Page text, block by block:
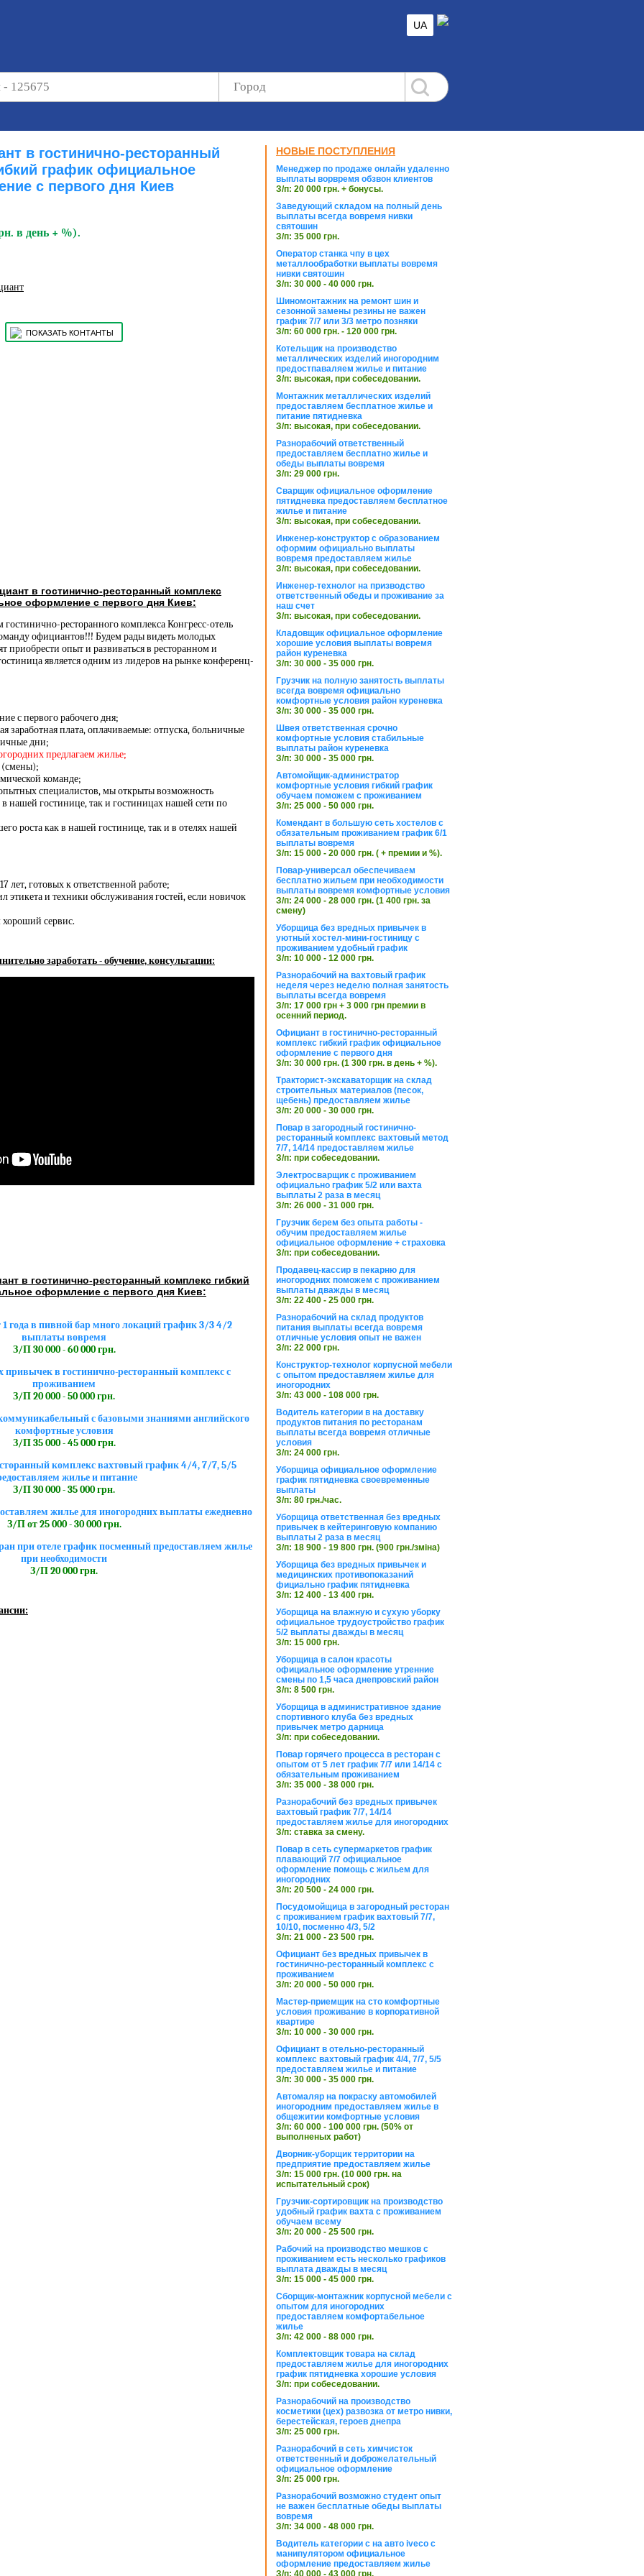
UA
в гостинично-ресторанный
график официальное
с первого дня Киев
в день + %).
ПОКАЗАТЬ КОНТАНТЫ
в гостинично-ресторанный комплекс
оформление с первого дня Киев:
ресторанного комплекса Конгресс-отель
официантов!!! Будем рады видеть молодых
приобрести опыт и развиваться в ресторанном и
является одним из лидеров на рынке конференц-
с первого рабочего дня;
заработная плата, оплачиваемые: отпуска, больничные
дни;
предлагаем жилье;
(смены);
команде;
специалистов, мы открыты возможность
в нашей гостинице, так и гостиницах нашей сети по
роста как в нашей гостинице, так и в отелях нашей
лет, готовых к ответственной работе;
этикета и техники обслуживания гостей, если новичок
хороший сервис.
заработать - обучение, консультации:
в гостинично-ресторанный комплекс гибкий
оформление с первого дня Киев:
года в пивной бар много локаций график 3/3 4/2
выплаты вовремя
З/П 30 000 - 60 000 грн.
в гостинично-ресторанный комплекс с
проживанием
З/П 20 000 - 50 000 грн.
с базовыми знаниями английского
комфортные условия
З/П 35 000 - 45 000 грн.
комплекс вахтовый график 4/4, 7/7, 5/5
жилье и питание
З/П 30 000 - 35 000 грн.
жилье для иногородних выплаты ежедневно
З/П от 25 000 - 30 000 грн.
при отеле график посменный предоставляем жилье
при необходимости
З/П 20 000 грн.
НОВЫЕ ПОСТУПЛЕНИЯ
Менеджер по продаже онлайн удаленно
выплаты ворвремя обзвон клиентов
З/п: 20 000 грн. + бонусы.
Заведующий складом на полный день
выплаты всегда вовремя нивки
святошин
З/п: 35 000 грн.
Оператор станка чпу в цех
металлообработки выплаты вовремя
нивки святошин
З/п: 30 000 - 40 000 грн.
Шиномонтажник на ремонт шин и
сезонной замены резины не важен
график 7/7 или 3/3 метро позняки
З/п: 60 000 грн. - 120 000 грн.
Котельщик на производство
металлических изделий иногородним
предостпаваляем жилье и питание
З/п: высокая, при собеседовании.
Монтажник металлических изделий
предоставляем бесплатное жилье и
питание пятидневка
З/п: высокая, при собеседовании.
Разнорабочий ответственный
предоставляем бесплатно жилье и
обеды выплаты вовремя
З/п: 29 000 грн.
Сварщик официальное оформление
пятидневка предоставляем бесплатное
жилье и питание
З/п: высокая, при собеседовании.
Инженер-конструктор с образованием
оформим официально выплаты
вовремя предоставляем жилье
З/п: высокая, при собеседовании.
Инженер-технолог на призводство
ответственный обеды и проживание за
наш счет
З/п: высокая, при собеседовании.
Кладовщик официальное оформление
хорошие условия выплаты вовремя
район куреневка
З/п: 30 000 - 35 000 грн.
Грузчик на полную занятость выплаты
всегда вовремя официально
комфортные условия район куреневка
З/п: 30 000 - 35 000 грн.
Швея ответственная срочно
комфортные условия стабильные
выплаты район куреневка
З/п: 30 000 - 35 000 грн.
Автомойщик-администратор
комфортные условия гибкий график
обучаем поможем с проживанием
З/п: 25 000 - 50 000 грн.
Комендант в большую сеть хостелов с
обязательным проживанием график 6/1
выплаты вовремя
З/п: 15 000 - 20 000 грн. ( + премии и %).
Повар-универсал обеспечиваем
бесплатно жильем при необходимости
выплаты вовремя комфортные условия
З/п: 24 000 - 28 000 грн. (1 400 грн. за
смену)
Уборщица без вредных привычек в
уютный хостел-мини-гостиницу с
проживанием удобный график
З/п: 10 000 - 12 000 грн.
Разнорабочий на вахтовый график
неделя через неделю полная занятость
выплаты всегда вовремя
З/п: 17 000 грн + 3 000 грн премии в
осенний период.
Официант в гостинично-ресторанный
комплекс гибкий график официальное
оформление с первого дня
З/п: 30 000 грн. (1 300 грн. в день + %).
Тракторист-экскаваторщик на склад
строительных материалов (песок,
щебень) предоставляем жилье
З/п: 20 000 - 30 000 грн.
Повар в загородный гостинично-
ресторанный комплекс вахтовый метод
7/7, 14/14 предоставляем жилье
З/п: при собеседовании.
Электросварщик с проживанием
официально график 5/2 или вахта
выплаты 2 раза в месяц
З/п: 26 000 - 31 000 грн.
Грузчик берем без опыта работы -
обучим предоставляем жилье
официальное оформление + страховка
З/п: при собеседовании.
Продавец-кассир в пекарню для
иногородних поможем с проживанием
выплаты дважды в месяц
З/п: 22 400 - 25 000 грн.
Разнорабочий на склад продуктов
питания выплаты всегда вовремя
отличные условия опыт не важен
З/п: 22 000 грн.
Конструктор-технолог корпусной мебели
с опытом предоставляем жилье для
иногородних
З/п: 43 000 - 108 000 грн.
Водитель категории в на доставку
продуктов питания по ресторанам
выплаты всегда вовремя отличные
условия
З/п: 24 000 грн.
Уборщица официальное оформление
график пятидневка своевременные
выплаты
З/п: 80 грн./час.
Уборщица ответственная без вредных
привычек в кейтеринговую компанию
выплаты 2 раза в месяц
З/п: 18 900 - 19 800 грн. (900 грн./зміна)
Уборщица без вредных привычек и
медицинских противопоказаний
фициально график пятидневка
З/п: 12 400 - 13 400 грн.
Уборщица на влажную и сухую уборку
официальное трудоустройство график
5/2 выплаты дважды в месяц
З/п: 15 000 грн.
Уборщица в салон красоты
официальное оформление утренние
смены по 1,5 часа днепровский район
З/п: 8 500 грн.
Уборщица в административное здание
спортивного клуба без вредных
привычек метро дарница
З/п: при собеседовании.
Повар горячего процесса в ресторан с
опытом от 5 лет график 7/7 или 14/14 с
обязательным проживанием
З/п: 35 000 - 38 000 грн.
Разнорабочий без вредных привычек
вахтовый график 7/7, 14/14
предоставляем жилье для иногородних
З/п: ставка за смену.
Повар в сеть супермаркетов график
плавающий 7/7 официальное
оформление помощь с жильем для
иногородних
З/п: 20 500 - 24 000 грн.
Посудомойщица в загородный ресторан
с проживанием график вахтовый 7/7,
10/10, посменно 4/3, 5/2
З/п: 21 000 - 23 500 грн.
Официант без вредных привычек в
гостинично-ресторанный комплекс с
проживанием
З/п: 20 000 - 50 000 грн.
Мастер-приемщик на сто комфортные
условия проживание в корпоративной
квартире
З/п: 10 000 - 30 000 грн.
Официант в отельно-ресторанный
комплекс вахтовый график 4/4, 7/7, 5/5
предоставляем жилье и питание
З/п: 30 000 - 35 000 грн.
Автомаляр на покраску автомобилей
иногородним предоставляем жилье в
общежитии комфортные условия
З/п: 60 000 - 100 000 грн. (50% от
выполненых работ)
Дворник-уборщик территории на
предприятие предоставляем жилье
З/п: 15 000 грн. (10 000 грн. на
испытательный срок)
Грузчик-сортировщик на производство
удобный график вахта с проживанием
обучаем всему
З/п: 20 000 - 25 500 грн.
Рабочий на производство мешков с
проживанием есть несколько графиков
выплата дважды в месяц
З/п: 15 000 - 45 000 грн.
Сборщик-монтажник корпусной мебели с
опытом для иногородних
предоставляем комфортабельное
жилье
З/п: 42 000 - 88 000 грн.
Комплектовщик товара на склад
предоставляем жилье для иногородних
график пятидневка хорошие условия
З/п: при собеседовании.
Разнорабочий на производство
косметики (цех) развозка от метро нивки,
берестейская, героев днепра
З/п: 25 000 грн.
Разнорабочий в сеть химчисток
ответственный и доброжелательный
официальное оформление
З/п: 25 000 грн.
Разнорабочий возможно студент опыт
не важен бесплатные обеды выплаты
вовремя
З/п: 34 000 - 48 000 грн.
Водитель категории с на авто iveco с
манипулятором официальное
оформление предоставляем жилье
З/п: 40 000 - 43 000 грн.